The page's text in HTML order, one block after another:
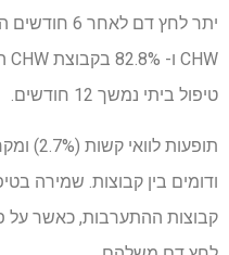
טיפול ביתי נמשך 12 חודשים.
קבוצות ההתערבות, כאשר על